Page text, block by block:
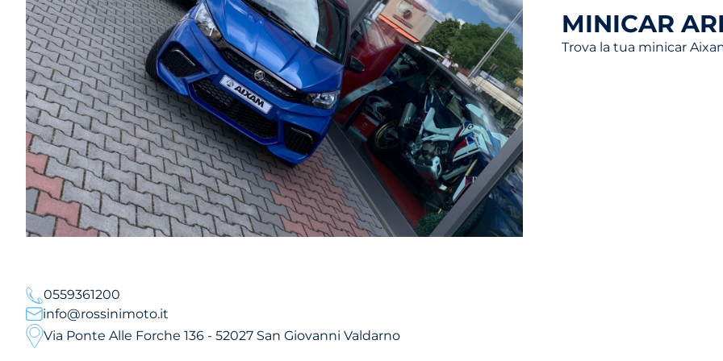
MINICAR
Trova la tua minicar
0559361200
info@rossinimoto.it
Via Ponte Alle Forche 136 - 52027 San Giovanni Valdarno